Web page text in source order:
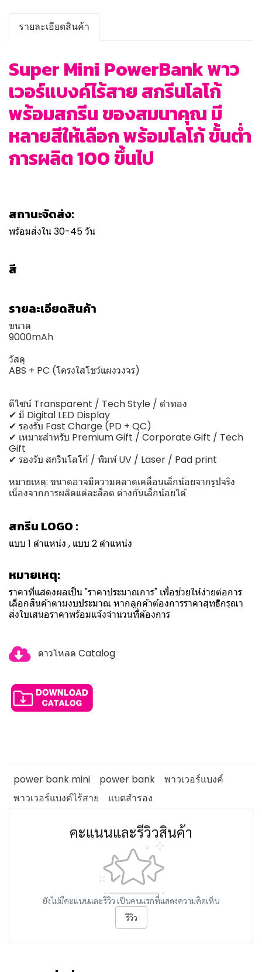
รายละเอียดสินค้า
Super Mini PowerBank พาว
เวอร์แบงค์ไร้สาย สกรีนโลโก้
พร้อมสกรีน ของสมนาคุณ มี
หลายสีให้เลือก พร้อมโลโก้ ขั้นต่ำ
การผลิต 100 ขึ้นไป
สถานะจัดส่ง:
พร้อมส่งใน 30-45 วัน
สี
รายละเอียดสินค้า
ขนาด
9000mAh
วัสดุ
ABS + PC (โครงใสโชว์แผงวงจร)
ดีไซน์ Transparent / Tech Style / ดำทอง
✔ มี Digital LED Display
✔ รองรับ Fast Charge (PD + QC)
✔ เหมาะสำหรับ Premium Gift / Corporate Gift / Tech
Gift
✔ รองรับ สกรีนโลโก้ / พิมพ์ UV / Laser / Pad print
หมายเหตุ: ขนาดอาจมีความคลาดเคลื่อนเล็กน้อยจากรูปจริง
เนื่องจากการผลิตแต่ละล็อต ต่างกันเล็กน้อยได้
สกรีน LOGO :
แบบ 1 ตำแหน่ง , แบบ 2 ตำแหน่ง
หมายเหตุ:
ราคาที่แสดงผลเป็น "ราคาประมาณการ" เพื่อช่วยให้ง่ายต่อการ
เลือกสินค้าตามงบประมาณ หากลูกค้าต้องการราคาสุทธิกรุณา
ส่งใบเสนอราคาพร้อมแจ้งจำนวนที่ต้องการ
ดาวโหลด Catalog
power bank mini power bank
พาวเวอร์แบงค์
พาวเวอร์แบงค์ไร้สาย
แบตสำรอง
คะแนนและรีวิวสินค้า
ยังไม่มีคะแนนและรีวิว เป็นคนแรกที่แสดงความคิดเห็น
รีวิว